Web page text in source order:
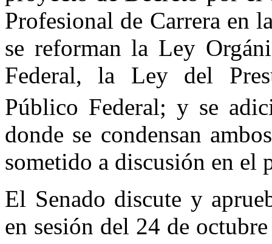
Profesional de Carrera en
se reforman la Ley
Federal, la Ley del
Público Federal; y se
donde se condensan
sometido a discusión en el
El Senado discute y
en sesión del 24 de